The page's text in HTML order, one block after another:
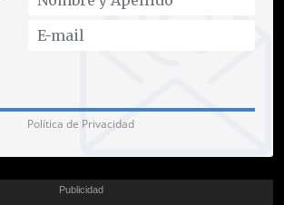
Política de Privacidad